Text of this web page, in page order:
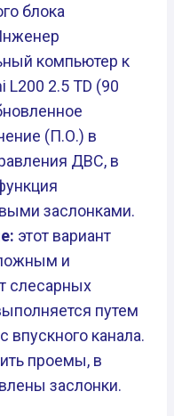
блока
компьютер к
L200 2.5 TD (90
(П.О.) в
ДВС, в
заслонками.
этот вариант
и
слесарных
путем
впускного канала.
проемы, в
заслонки.